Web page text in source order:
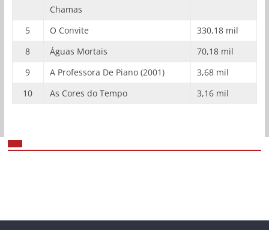
Chamas
5 O Convite
330,18 mil
8
Águas Mortais
70,18 mil
9
A Professora De Piano (2001)
3,68 mil
10
As Cores do Tempo 3,16 mil